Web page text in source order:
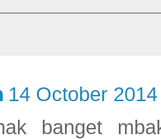
14 October
banget